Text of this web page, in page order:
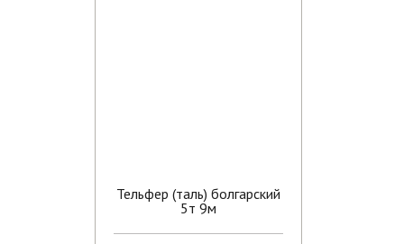
Тельфер (таль) болгарский
5т 9м